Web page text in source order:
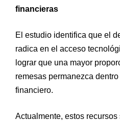
financieras
El estudio identifica que el
radica en el acceso
lograr que una mayor
remesas permanezca
financiero.
Actualmente, estos recursos